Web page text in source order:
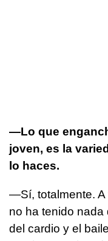
—Lo que
joven, es la
lo haces.
—Sí, totalmente. A
no ha tenido nada
del cardio y el